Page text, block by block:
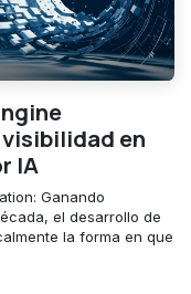
en
IA
Ganando
el desarrollo de
la forma en que